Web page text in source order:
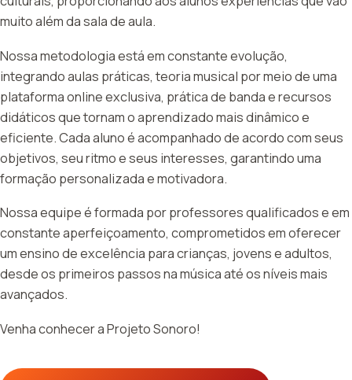
muito além da sala de aula.
Nossa metodologia está em constante evolução,
integrando aulas práticas, teoria musical por meio de uma
plataforma online exclusiva, prática de banda e recursos
didáticos que tornam o aprendizado mais dinâmico e
eficiente. Cada aluno é acompanhado de acordo com seus
objetivos, seu ritmo e seus interesses, garantindo uma
formação personalizada e motivadora.
Nossa equipe é formada por professores qualificados e em
constante aperfeiçoamento, comprometidos em oferecer
um ensino de excelência para crianças, jovens e adultos,
desde os primeiros passos na música até os níveis mais
avançados.
Venha conhecer a Projeto Sonoro!